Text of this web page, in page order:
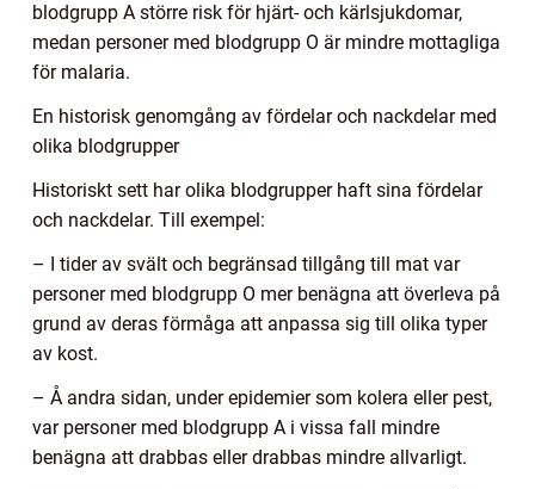
blodgrupp A större risk för hjärt- och kärlsjukdomar,
medan personer med blodgrupp O är mindre mottagliga
för malaria.
En historisk genomgång av fördelar och nackdelar med
olika blodgrupper
Historiskt sett har olika blodgrupper haft sina fördelar
och nackdelar. Till exempel:
– I tider av svält och begränsad tillgång till mat var
personer med blodgrupp O mer benägna att överleva på
grund av deras förmåga att anpassa sig till olika typer
av kost.
– Å andra sidan, under epidemier som kolera eller pest,
var personer med blodgrupp A i vissa fall mindre
benägna att drabbas eller drabbas mindre allvarligt.